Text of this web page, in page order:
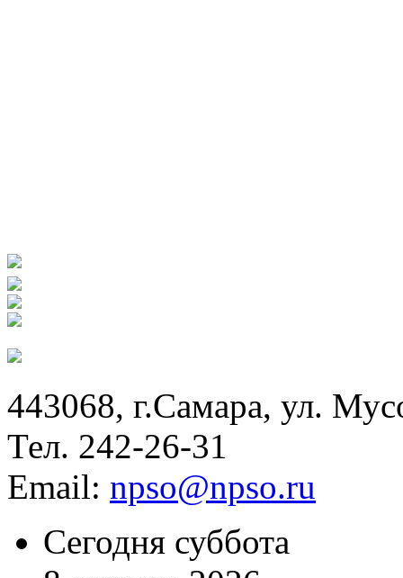
443068, г.Самара, ул.
Тел. 242-26-31
Email: npso@npso.ru
Сегодня суббота